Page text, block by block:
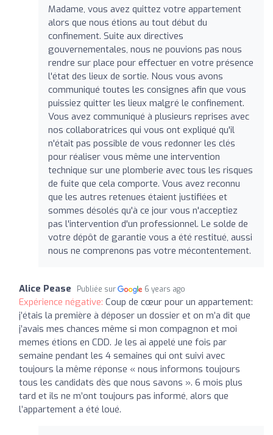
Madame, vous avez quittez votre appartement
alors que nous étions au tout début du
confinement. Suite aux directives
gouvernementales, nous ne pouvions pas nous
rendre sur place pour effectuer en votre présence
l'état des lieux de sortie. Nous vous avons
communiqué toutes les consignes afin que vous
puissiez quitter les lieux malgré le confinement.
Vous avez communiqué à plusieurs reprises avec
nos collaboratrices qui vous ont expliqué qu'il
n'était pas possible de vous redonner les clés
pour réaliser vous même une intervention
technique sur une plomberie avec tous les risques
de fuite que cela comporte. Vous avez reconnu
que les autres retenues étaient justifiées et
sommes désolés qu'à ce jour vous n'acceptiez
pas l'intervention d'un professionnel. Le solde de
votre dépôt de garantie vous a été restitué, aussi
nous ne comprenons pas votre mécontentement.
Alice Pease Publiée sur 6 years ago
Expérience négative: Coup de cœur pour un appartement:
j’étais la première à déposer un dossier et on m’a dit que
j’avais mes chances même si mon compagnon et moi
memes étions en CDD. Je les ai appelé une fois par
semaine pendant les 4 semaines qui ont suivi avec
toujours la même réponse « nous informons toujours
tous les candidats dès que nous savons ». 6 mois plus
tard et ils ne m’ont toujours pas informé, alors que
l’appartement a été loué.